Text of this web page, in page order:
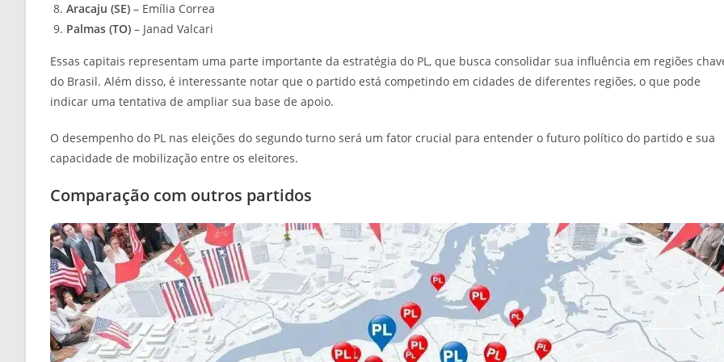
Aracaju (SE) – Emília Correa
Palmas (TO) – Janad Valcari
Essas capitais representam uma parte importante da estratégia do PL, que busca consolidar sua influência em regiões
do Brasil. Além disso, é interessante notar que o partido está competindo em cidades de diferentes regiões, o que pode
indicar uma tentativa de ampliar sua base de apoio.
O desempenho do PL nas eleições do segundo turno será um fator crucial para entender o futuro político do partido e sua
capacidade de mobilização entre os eleitores.
Comparação com outros partidos